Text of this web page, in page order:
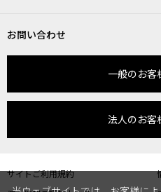
お問い合わせ
一般のお客
法人のお客
サイトご利用規約